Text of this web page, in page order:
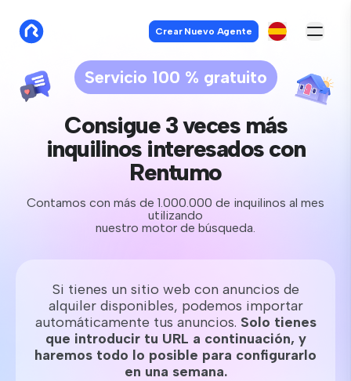
Crear Nuevo Agente
Servicio 100 % gratuito
Consigue 3 veces más
inquilinos interesados con
Rentumo
Contamos con más de 1.000.000 de inquilinos al mes
utilizando
nuestro motor de búsqueda.
Si tienes un sitio web con anuncios de
alquiler disponibles, podemos importar
automáticamente tus anuncios. Solo tienes
que introducir tu URL a continuación, y
haremos todo lo posible para configurarlo
en una semana.